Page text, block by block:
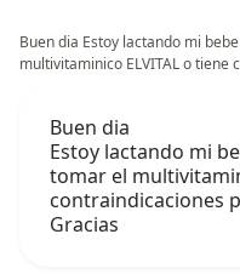
Buen dia Estoy lactando mi
multivitaminico ELVITAL o tiene
Buen dia
Estoy lactando mi
tomar el
contraindicaciones
Gracias